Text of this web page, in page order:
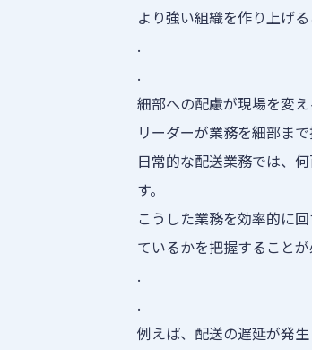
より強い組織を作り上げ
.
.
細部への配慮が現場を変え
リーダーが業務を細部ま
日常的な配送業務では、
す。
こうした業務を効率的に
ているかを把握することが
.
.
例えば、配送の遅延が発